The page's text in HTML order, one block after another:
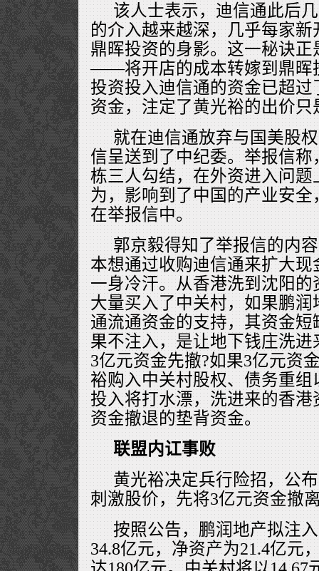
该人士表示，迪信通此后
的介入越来越深，几乎每家
鼎晖投资的身影。这一秘诀
——将开店的成本转嫁到鼎晖
投资投入迪信通的资金已超
资金，注定了黄光裕的出价只
就在迪信通放弃与国美股
信呈送到了中纪委。举报信
栋三人勾结，在外资进入问
为，影响到了中国的产业安
在举报信中。
郭京毅得知了举报信的内
本想通过收购迪信通来扩大
一身冷汗。从香港洗到沈阳
大量买入了中关村，如果鹏
通流通资金的支持，其资金
果不注入，是让地下钱庄洗
3亿元资金先撤?如果3亿元资
裕购入中关村股权、债务重
投入将打水漂，洗进来的香
资金撤退的垫背资金。
联盟内讧事败
黄光裕决定兵行险招，公
刺激股价，先将3亿元资金撤
按照公告，鹏润地产拟注
34.8亿元，净资产为21.4亿元